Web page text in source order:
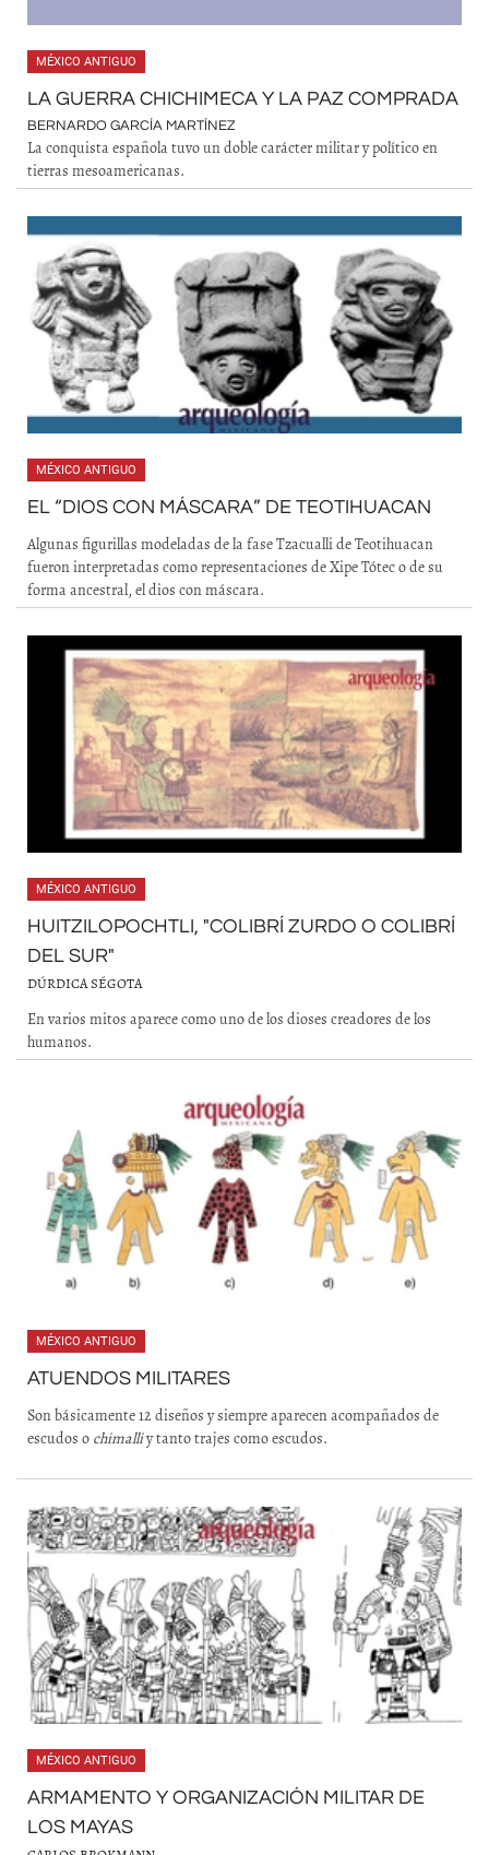
MÉXICO ANTIGUO
LA GUERRA CHICHIMECA Y LA PAZ COMPRADA
BERNARDO GARCÍA MARTÍNEZ
La conquista española tuvo un doble carácter militar y político en
tierras mesoamericanas.
MÉXICO ANTIGUO
EL “DIOS CON MÁSCARA” DE TEOTIHUACAN
Algunas figurillas modeladas de la fase Tzacualli de Teotihuacan
fueron interpretadas como representaciones de Xipe Tótec o de su
forma ancestral, el dios con máscara.
MÉXICO ANTIGUO
HUITZILOPOCHTLI, "COLIBRÍ ZURDO O COLIBRÍ
DEL SUR"
DÚRDICA SÉGOTA
En varios mitos aparece como uno de los dioses creadores de los
humanos.
MÉXICO ANTIGUO
ATUENDOS MILITARES
Son básicamente 12 diseños y siempre aparecen acompañados de
escudos o chimalliy tanto trajes como escudos.
MÉXICO ANTIGUO
ARMAMENTO Y ORGANIZACIÓN MILITAR DE
LOS MAYAS